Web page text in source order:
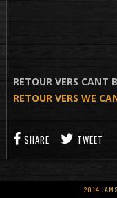
RETOUR VERS CANT
RETOUR VERS WE
SHARE TWEET
2014